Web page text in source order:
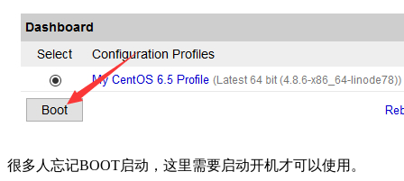
很多人忘记BOOT启动，这里需要启动开机才可以使用。